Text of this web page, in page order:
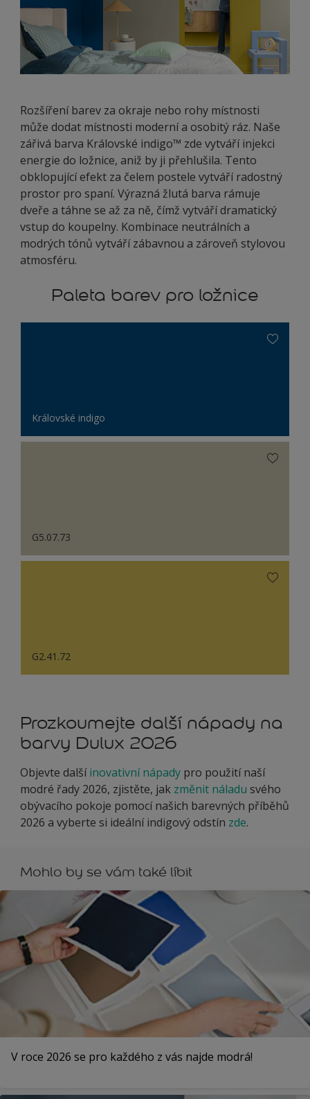
Rozšíření barev za okraje nebo rohy místnosti
může dodat místnosti moderní a osobitý ráz. Naše
zářivá barva Královské indigo™ zde vytváří injekci
energie do ložnice, aniž by ji přehlušila. Tento
obklopující efekt za čelem postele vytváří radostný
prostor pro spaní. Výrazná žlutá barva rámuje
dveře a táhne se až za ně, čímž vytváří dramatický
vstup do koupelny. Kombinace neutrálních a
modrých tónů vytváří zábavnou a zároveň stylovou
atmosféru.
Paleta barev pro ložnice
Královské indigo
G5.07.73
G2.41.72
Prozkoumejte další nápady na
barvy Dulux 2026
Objevte dalšíinovativní nápady pro použití naší
modré řady 2026, zjistěte, jak změnit náladu svého
obývacího pokoje pomocí našich barevných příběhů
2026 a vyberte si ideální indigový odstín zde.
Mohlo by se vám také líbit
V roce 2026 se pro každého z vás najde modrá!